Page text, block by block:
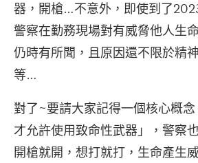
器，開槍…不意外，即使到了
警察在勤務現場對有威脅他人生
仍時有所聞，且原因還不限於精
等…
對了~要請大家記得一個核心概
才允許使用致命性武器」，警察
開槍就開，想打就打，生命產生